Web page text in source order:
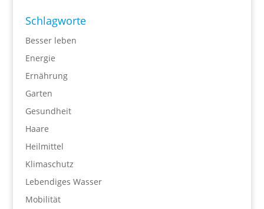
Schlagworte
Besser leben
Energie
Ernährung
Garten
Gesundheit
Haare
Heilmittel
Klimaschutz
Lebendiges Wasser
Mobilität